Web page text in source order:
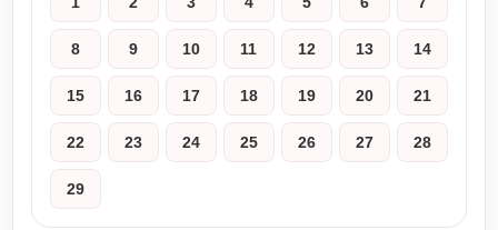
8 9 10 11 12 13 14
15 16 17 18 19 20 21
22 23 24 25 26 27 28
29